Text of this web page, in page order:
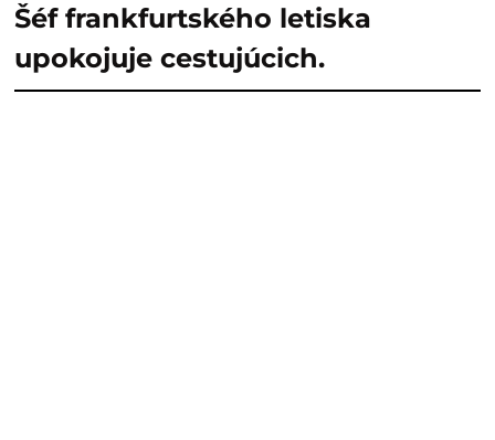
Šéf frankfurtského letiska
upokojuje cestujúcich.